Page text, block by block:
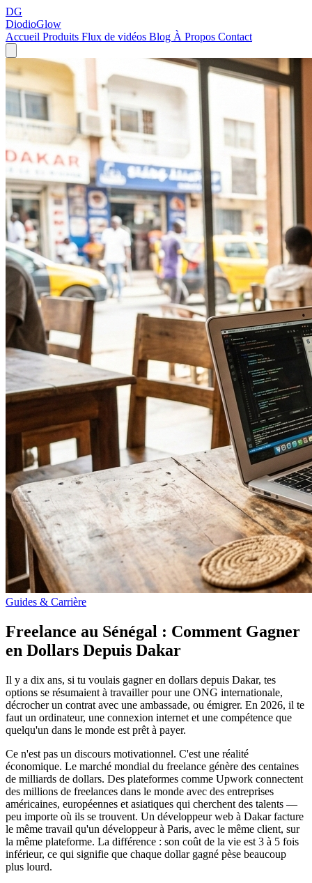
DG
DiodioGlow
Accueil Produits Flux de vidéos Blog À Propos Contact
Guides & Carrière
Freelance au Sénégal : Comment Gagner
en Dollars Depuis Dakar
Il y a dix ans, si tu voulais gagner en dollars depuis Dakar, tes
options se résumaient à travailler pour une ONG internationale,
décrocher un contrat avec une ambassade, ou émigrer. En 2026, il te
faut un ordinateur, une connexion internet et une compétence que
quelqu'un dans le monde est prêt à payer.
Ce n'est pas un discours motivationnel. C'est une réalité
économique. Le marché mondial du freelance génère des centaines
de milliards de dollars. Des plateformes comme Upwork connectent
des millions de freelances dans le monde avec des entreprises
américaines, européennes et asiatiques qui cherchent des talents —
peu importe où ils se trouvent. Un développeur web à Dakar facture
le même travail qu'un développeur à Paris, avec le même client, sur
la même plateforme. La différence : son coût de la vie est 3 à 5 fois
inférieur, ce qui signifie que chaque dollar gagné pèse beaucoup
plus lourd.